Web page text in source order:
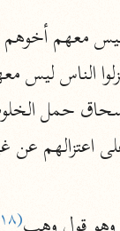
جامع البيان
الإيجي (٩٠٥ هـ)
نحو ٣ مجلدات
أنوار التنزيل
البيضاوي (٦٨٥ هـ)
نحو ٣ مجلدات
(١٨)